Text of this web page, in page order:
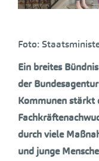
Foto:
Ein breites
der
Kommunen stärkt
durch viele
und junge